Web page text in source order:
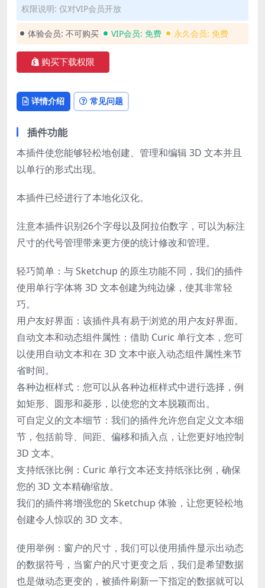
权限说明: 仅对VIP会员开放
体验会员: 不可购买 VIP会员: 免费 永久会员: 免费
购买下载权限
详情介绍 常见问题
插件功能
本插件使您能够轻松地创建、管理和编辑 3D 文本并且
以单行的形式出现。
本插件已经进行了本地化汉化。
注意本插件识别26个字母以及阿拉伯数字，可以为标注
尺寸的代号管理带来更方便的统计修改和管理。
轻巧简单：与 Sketchup 的原生功能不同，我们的插件
使用单行字体将 3D 文本创建为纯边缘，使其非常轻
巧。
用户友好界面：该插件具有易于浏览的用户友好界面。
自动文本和动态组件属性：借助 Curic 单行文本，您可
以使用自动文本和在 3D 文本中嵌入动态组件属性来节
省时间。
各种边框样式：您可以从各种边框样式中进行选择，例
如矩形、圆形和菱形，以使您的文本脱颖而出。
可自定义的文本细节：我们的插件允许您自定义文本细
节，包括前导、间距、偏移和插入点，让您更好地控制
3D 文本。
支持纸张比例：Curic 单行文本还支持纸张比例，确保
您的 3D 文本精确缩放。
我们的插件将增强您的 Sketchup 体验，让您更轻松地
创建令人惊叹的 3D 文本。
使用举例：窗户的尺寸，我们可以使用插件显示出动态
的数据符号，当窗户的尺寸更变之后，我们是希望数据
也是做动态更变的，被插件刷新一下指定的数据就可以